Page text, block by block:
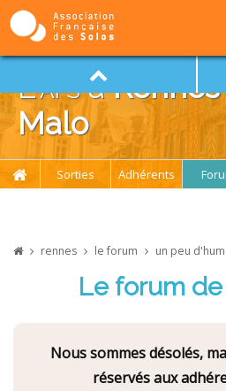
L'afsà
Malo
Sorties Adhérents
rennes le forum un peu
Le forum
Nous sommes désolés,
réservés aux